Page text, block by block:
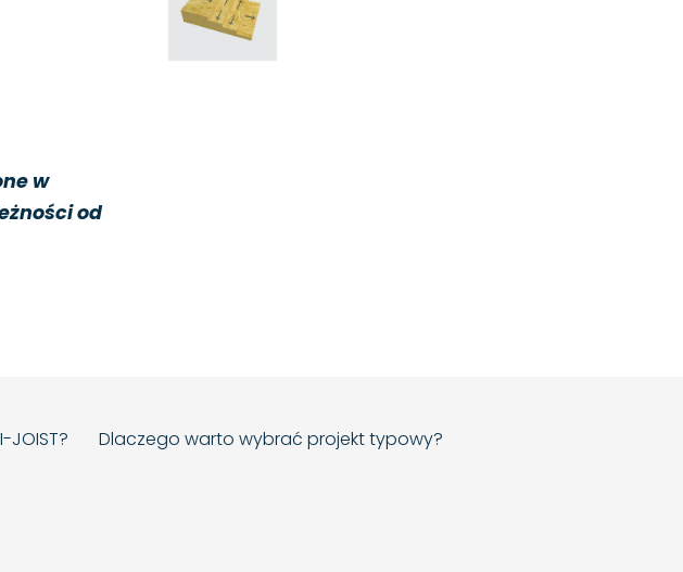
w
od
JOIST?
Dlaczego warto wybrać projekt typowy?